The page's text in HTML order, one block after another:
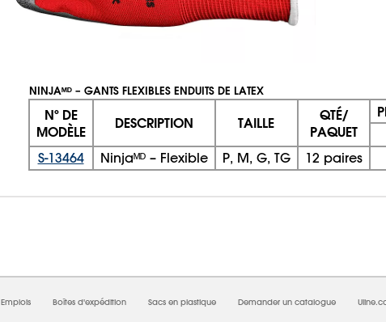
NINJAᴹᴰ – GANTS FLEXIBLES ENDUITS DE LATEX
Nº DE
MODÈLE
DESCRIPTION TAILLE
QTÉ/
PAQUET
S-13464 Ninjaᴹᴰ – Flexible P, M, G, TG 12 paires
Emplois Boîtes d'expédition Sacs en plastique Demander un catalogue